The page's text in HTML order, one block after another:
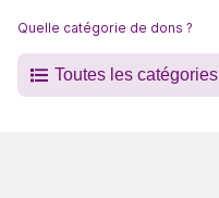
Quelle catégorie de dons ?
Toutes les catégories